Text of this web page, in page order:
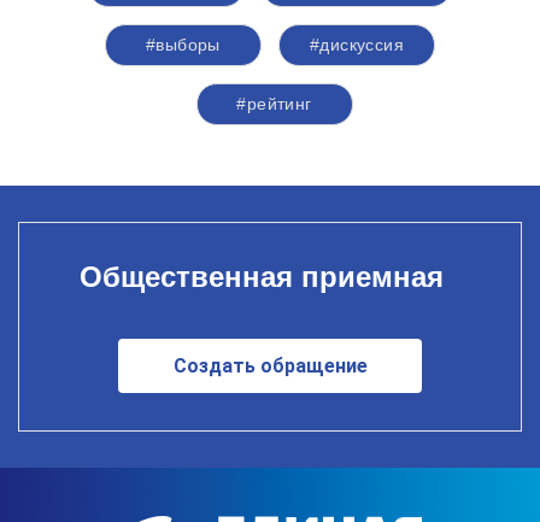
#выборы #дискуссия
#рейтинг
Общественная приемная
Создать обращение